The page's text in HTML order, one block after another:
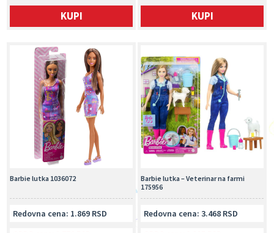
KUPI
KUPI
Barbie lutka – Veterinar na farmi
175956
Redovna cena: 3.468 RSD
Barbie lutka 1036072
Redovna cena: 1.869 RSD